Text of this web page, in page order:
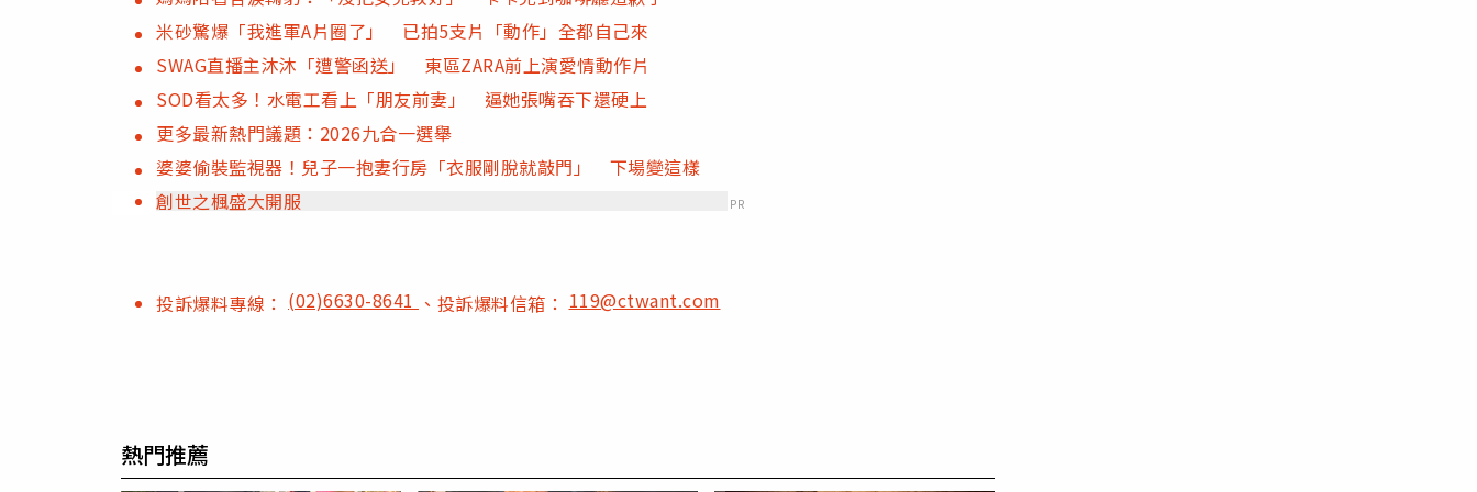
米砂驚爆「我進軍A片圈了」 已拍5支片「動作」全都自己來
SWAG直播主沐沐「遭警函送」 東區ZARA前上演愛情動作片
SOD看太多！水電工看上「朋友前妻」 逼她張嘴吞下還硬上
更多最新熱門議題：2026九合一選舉
婆婆偷裝監視器！兒子一抱妻行房「衣服剛脫就敲門」 下場變這樣
創世之楓盛大開服
PR
投訴爆料專線： (02)6630-8641 、投訴爆料信箱：119@ctwant.com
熱門推薦